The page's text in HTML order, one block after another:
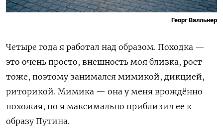
Георг Валльнер
Четыре года я работал над образом. Походка —
это очень просто, внешность моя близка, рост
тоже, поэтому занимался мимикой, дикцией,
риторикой. Мимика — она у меня врождённо
похожая, но я максимально приблизил ее к
образу Путина.